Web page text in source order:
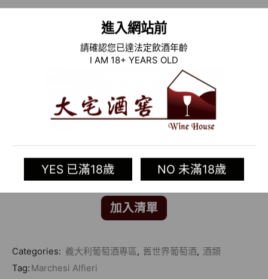
進入網站前
請確認您已達法定飲酒年齡
I AM 18+ YEARS OLD
YES 已滿18歲 NO 未滿18歲
Sensory properties:Deep ruby red colour with
ripe plum and light vanilla fromthe oak barrels. Full,
dense, smooth flavour with balanced notes
spice, vanilla from the wood, and red fruit. Develops
years in the bottle.
Food pairing:
This is a wine that goes well with
numerous dishes:pasta, red and white meats,
medium matured non-blue cheeses.
加入清單
Categories: 義大利葡萄酒專區, 舊世界葡萄酒, 酒類
Tag: Marchesi Alfieri